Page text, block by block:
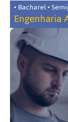
• Bacharel •
Engenharia